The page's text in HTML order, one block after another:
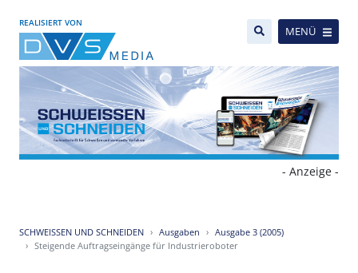
REALISIERT VON
MENÜ
- Anzeige -
SCHWEISSEN UND SCHNEIDEN Ausgaben
Ausgabe 3 (2005)
Steigende Auftragseingänge für Industrieroboter